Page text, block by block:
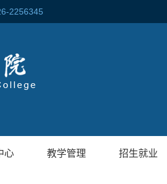
2256345
心 教学管理 招生就业